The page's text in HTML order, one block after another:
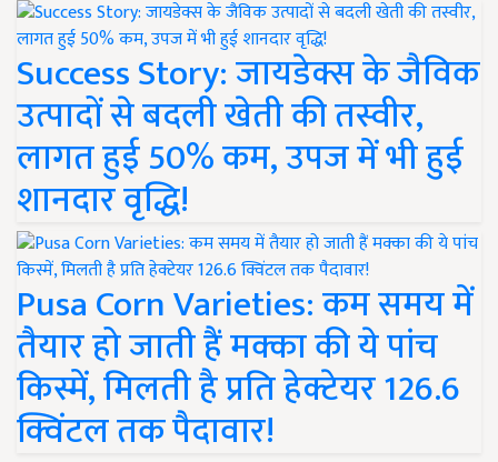
Success Story: जायडेक्स के जैविक
उत्पादों से बदली खेती की तस्वीर,
लागत हुई 50% कम, उपज में भी हुई
शानदार वृद्धि!
Pusa Corn Varieties: कम समय में
तैयार हो जाती हैं मक्का की ये पांच
किस्में, मिलती है प्रति हेक्टेयर 126.6
क्विंटल तक पैदावार!